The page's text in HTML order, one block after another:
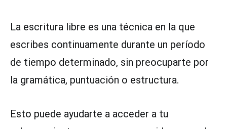
La escritura libre es una técnica en la que
escribes continuamente durante un período
de tiempo determinado, sin preocuparte por
la gramática, puntuación o estructura.
Esto puede ayudarte a acceder a tu